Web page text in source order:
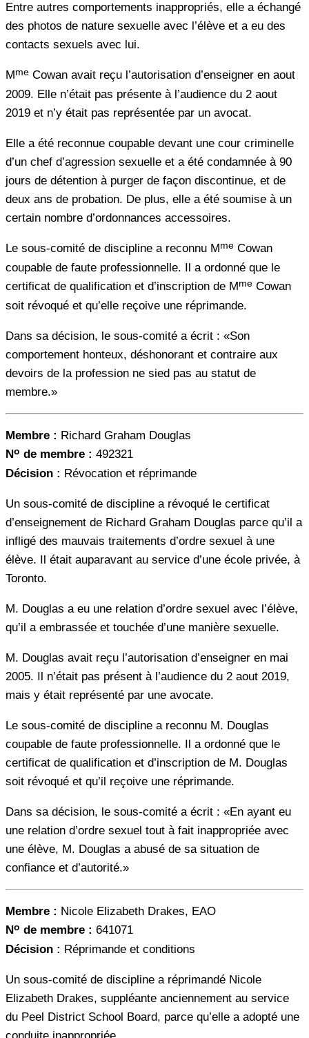
Entre autres comportements inappropriés, elle a échangé
des photos de nature sexuelle avec l’élève et a eu des
contacts sexuels avec lui.
Mme Cowan avait reçu l’autorisation d’enseigner en aout
2009. Elle n’était pas présente à l’audience du 2 aout
2019 et n’y était pas représentée par un avocat.
Elle a été reconnue coupable devant une cour criminelle
d’un chef d’agression sexuelle et a été condamnée à 90
jours de détention à purger de façon discontinue, et de
deux ans de probation. De plus, elle a été soumise à un
certain nombre d’ordonnances accessoires.
Le sous-comité de discipline a reconnu Mme Cowan
coupable de faute professionnelle. Il a ordonné que le
certificat de qualification et d’inscription de Mme Cowan
soit révoqué et qu’elle reçoive une réprimande.
Dans sa décision, le sous-comité a écrit : «Son
comportement honteux, déshonorant et contraire aux
devoirs de la profession ne sied pas au statut de
membre.»
Membre : Richard Graham Douglas
No de membre : 492321
Décision : Révocation et réprimande
Un sous-comité de discipline a révoqué le certificat
d’enseignement de Richard Graham Douglas parce qu’il a
infligé des mauvais traitements d’ordre sexuel à une
élève. Il était auparavant au service d’une école privée, à
Toronto.
M. Douglas a eu une relation d’ordre sexuel avec l’élève,
qu’il a embrassée et touchée d’une manière sexuelle.
M. Douglas avait reçu l’autorisation d’enseigner en mai
2005. Il n’était pas présent à l’audience du 2 aout 2019,
mais y était représenté par une avocate.
Le sous-comité de discipline a reconnu M. Douglas
coupable de faute professionnelle. Il a ordonné que le
certificat de qualification et d’inscription de M. Douglas
soit révoqué et qu’il reçoive une réprimande.
Dans sa décision, le sous-comité a écrit : «En ayant eu
une relation d’ordre sexuel tout à fait inappropriée avec
une élève, M. Douglas a abusé de sa situation de
confiance et d’autorité.»
Membre : Nicole Elizabeth Drakes, EAO
No de membre : 641071
Décision : Réprimande et conditions
Un sous-comité de discipline a réprimandé Nicole
Elizabeth Drakes, suppléante anciennement au service
du Peel District School Board, parce qu’elle a adopté une